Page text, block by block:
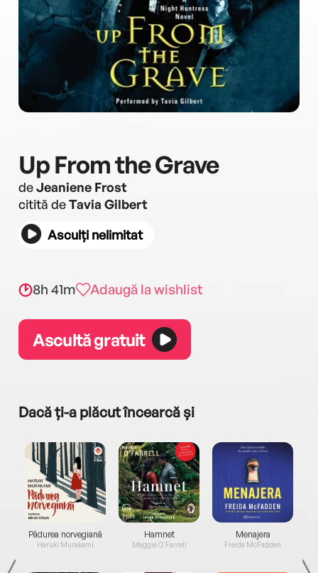
Up From the Grave
deJeaniene Frost
citită deTavia Gilbert
Asculți nelimitat
8h 41m Adaugă la wishlist
Ascultă gratuit
Dacă ți-a plăcut încearcă și
Pădurea norvegiană
Haruki Murakami
Hamnet
Maggie O'Farrell
Menajera
Freida McFadden